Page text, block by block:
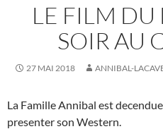
LE FILM
SOIR AU
27 MAI 2018 ANNIBAL-
La Famille Annibal est
presenter son Western.